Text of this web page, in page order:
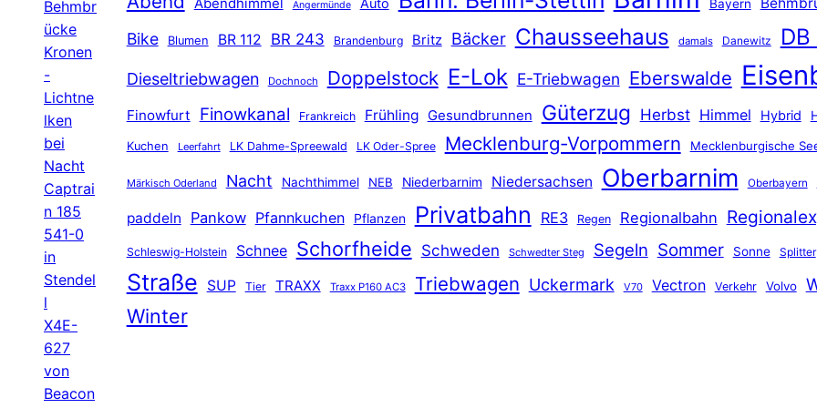
Behmbr
ücke
Kronen
-
Lichtne
lken
bei
Nacht
Captrai
n 185
541-0
in
Stendel
l
X4E-
627
von
Beacon
Abendhimmel Angermünde Auto Bayern
Bike Blumen BR 112 BR 243 Brandenburg Britz Bäcker Chausseehaus damals Danewitz DB
Dieseltriebwagen Dochnoch Doppelstock E-Lok E-Triebwagen Eberswalde
Finowfurt Finowkanal Frankreich Frühling Gesundbrunnen Güterzug Herbst Himmel Hybrid
Kuchen Leerfahrt LK Dahme-Spreewald LK Oder-Spree Mecklenburg-Vorpommern Mecklenburgische
Märkisch Oderland Nacht Nachthimmel NEB Niederbarnim Niedersachsen Oberbarnim Oberbayern
paddeln Pankow Pfannkuchen Pflanzen Privatbahn RE3 Regen Regionalbahn
Schleswig-Holstein Schnee Schorfheide Schweden Schwedter Steg Segeln Sommer Sonne Splitter
Straße SUP Tier TRAXX Traxx P160 AC3 Triebwagen Uckermark V70 Vectron Verkehr Volvo
Winter